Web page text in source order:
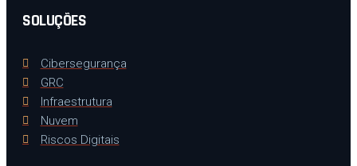
SOLUÇÕES
Cibersegurança
GRC
Infraestrutura
Nuvem
Riscos Digitais